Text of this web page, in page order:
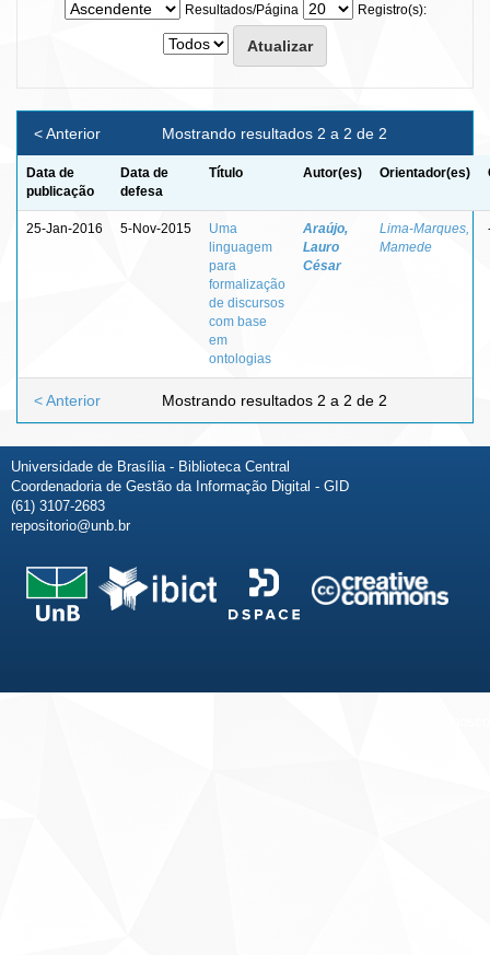
Resultados/Página
Registro(s):
Mostrando resultados 2 a 2 de 2
< Anterior
Data de
publicação
Data de
defesa
Título Autor(es) Orientador(es)
25-Jan-2016 5-Nov-2015
Uma
linguagem
para
formalização
de discursos
com base
em
ontologias
Araújo,
Lauro
César
Lima-Marques,
Mamede
Mostrando resultados 2 a 2 de 2
< Anterior
Universidade de Brasília - Biblioteca Central
Coordenadoria de Gestão da Informação Digital - GID
(61) 3107-2683
repositorio@unb.br